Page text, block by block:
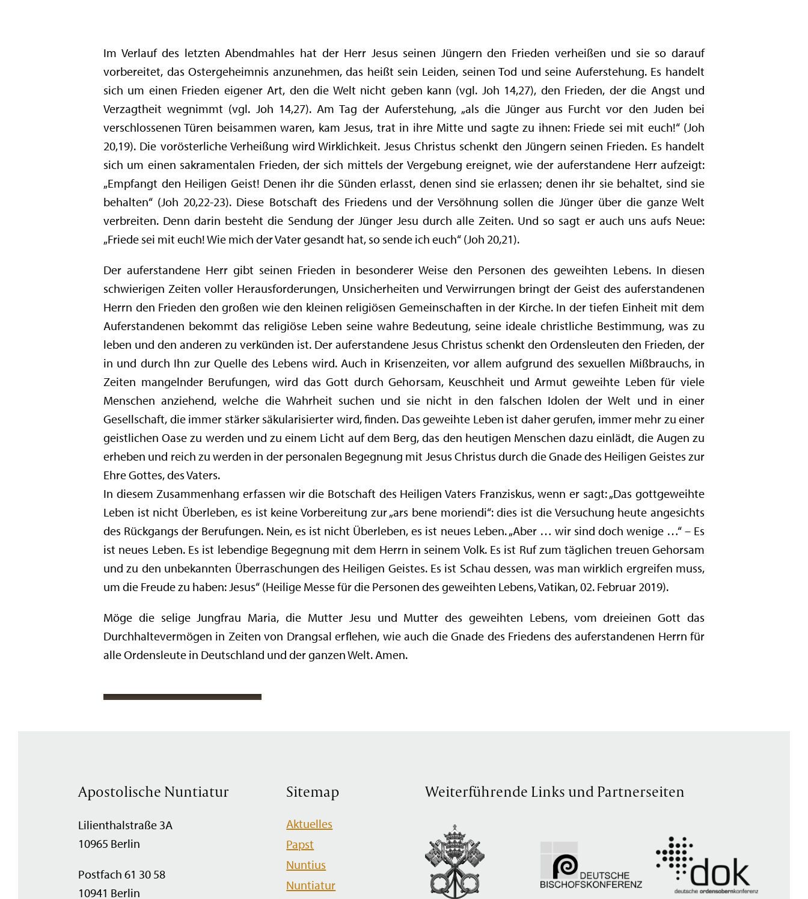
Im Verlauf des letzten Abendmahles hat der Herr Jesus seinen Jüngern den Frieden verheißen und sie so darauf
vorbereitet, das Ostergeheimnis anzunehmen, das heißt sein Leiden, seinen Tod und seine Auferstehung. Es handelt
sich um einen Frieden eigener Art, den die Welt nicht geben kann (vgl. Joh 14,27), den Frieden, der die Angst und
Verzagtheit wegnimmt (vgl. Joh 14,27). Am Tag der Auferstehung, „als die Jünger aus Furcht vor den Juden bei
verschlossenen Türen beisammen waren, kam Jesus, trat in ihre Mitte und sagte zu ihnen: Friede sei mit euch!“ (Joh
20,19). Die vorösterliche Verheißung wird Wirklichkeit. Jesus Christus schenkt den Jüngern seinen Frieden. Es handelt
sich um einen sakramentalen Frieden, der sich mittels der Vergebung ereignet, wie der auferstandene Herr aufzeigt:
„Empfangt den Heiligen Geist! Denen ihr die Sünden erlasst, denen sind sie erlassen; denen ihr sie behaltet, sind sie
behalten“ (Joh 20,22-23). Diese Botschaft des Friedens und der Versöhnung sollen die Jünger über die ganze Welt
verbreiten. Denn darin besteht die Sendung der Jünger Jesu durch alle Zeiten. Und so sagt er auch uns aufs Neue:
„Friede sei mit euch! Wie mich der Vater gesandt hat, so sende ich euch“ (Joh 20,21).
Der auferstandene Herr gibt seinen Frieden in besonderer Weise den Personen des geweihten Lebens. In diesen
schwierigen Zeiten voller Herausforderungen, Unsicherheiten und Verwirrungen bringt der Geist des auferstandenen
Herrn den Frieden den großen wie den kleinen religiösen Gemeinschaften in der Kirche. In der tiefen Einheit mit dem
Auferstandenen bekommt das religiöse Leben seine wahre Bedeutung, seine ideale christliche Bestimmung, was zu
leben und den anderen zu verkünden ist. Der auferstandene Jesus Christus schenkt den Ordensleuten den Frieden, der
in und durch Ihn zur Quelle des Lebens wird. Auch in Krisenzeiten, vor allem aufgrund des sexuellen Mißbrauchs, in
Zeiten mangelnder Berufungen, wird das Gott durch Gehorsam, Keuschheit und Armut geweihte Leben für viele
Menschen anziehend, welche die Wahrheit suchen und sie nicht in den falschen Idolen der Welt und in einer
Gesellschaft, die immer stärker säkularisierter wird, finden. Das geweihte Leben ist daher gerufen, immer mehr zu einer
geistlichen Oase zu werden und zu einem Licht auf dem Berg, das den heutigen Menschen dazu einlädt, die Augen zu
erheben und reich zu werden in der personalen Begegnung mit Jesus Christus durch die Gnade des Heiligen Geistes zur
Ehre Gottes, des Vaters.
In diesem Zusammenhang erfassen wir die Botschaft des Heiligen Vaters Franziskus, wenn er sagt: „Das gottgeweihte
Leben ist nicht Überleben, es ist keine Vorbereitung zur „ars bene moriendi“: dies ist die Versuchung heute angesichts
des Rückgangs der Berufungen. Nein, es ist nicht Überleben, es ist neues Leben. „Aber … wir sind doch wenige …“ – Es
ist neues Leben. Es ist lebendige Begegnung mit dem Herrn in seinem Volk. Es ist Ruf zum täglichen treuen Gehorsam
und zu den unbekannten Überraschungen des Heiligen Geistes. Es ist Schau dessen, was man wirklich ergreifen muss,
um die Freude zu haben: Jesus“ (Heilige Messe für die Personen des geweihten Lebens, Vatikan, 02. Februar 2019).
Möge die selige Jungfrau Maria, die Mutter Jesu und Mutter des geweihten Lebens, vom dreieinen Gott das
Durchhaltevermögen in Zeiten von Drangsal erflehen, wie auch die Gnade des Friedens des auferstandenen Herrn für
alle Ordensleute in Deutschland und der ganzen Welt. Amen.
Apostolische Nuntiatur
Lilienthalstraße 3A
10965 Berlin
Postfach 61 30 58
10941 Berlin
Sitemap
Navigation
überspringen
Aktuelles
Papst
Nuntius
Nuntiatur
Weiterführende Links und Partnerseiten